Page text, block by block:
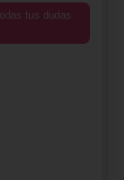
tus dudas